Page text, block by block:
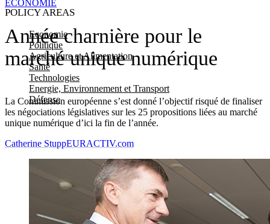
POLICY AREAS
Economie
Politique
Agriculture et Alimentation
Santé
Technologies
Energie, Environnement et Transport
Défense
Année charnière pour le
marché unique numérique
La Commission européenne s’est donné l’objectif risqué de finaliser
les négociations législatives sur les 25 propositions liées au marché
unique numérique d’ici la fin de l’année.
ÉCONOMIE
Catherine StuppEURACTIV.com